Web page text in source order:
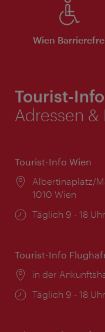
Wien
Tourist-Info
Adressen &
Tourist-Info Wien
Ort:
Albertinaplatz/
1010 Wien
Öffnungszeiten:
Täglich 9 - 18 Uhr
Tourist-Info
Ort:
in der
Öffnungszeiten:
Täglich 9 - 18 Uhr